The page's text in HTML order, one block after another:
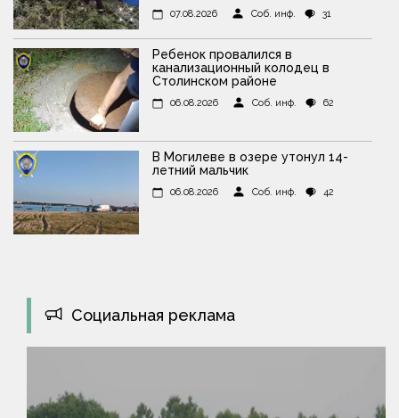
07.08.2026 Соб. инф. 31
Ребенок провалился в
канализационный колодец в
Столинском районе
06.08.2026 Соб. инф. 62
В Могилеве в озере утонул 14-
летний мальчик
06.08.2026 Соб. инф. 42
Социальная реклама